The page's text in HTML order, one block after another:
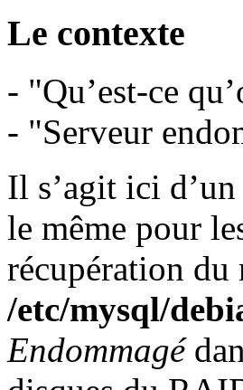
Le contexte
- "Qu’est-ce
- "Serveur
Il s’agit ici
le même pour
récupération du
/etc/mysql/
Endommagé